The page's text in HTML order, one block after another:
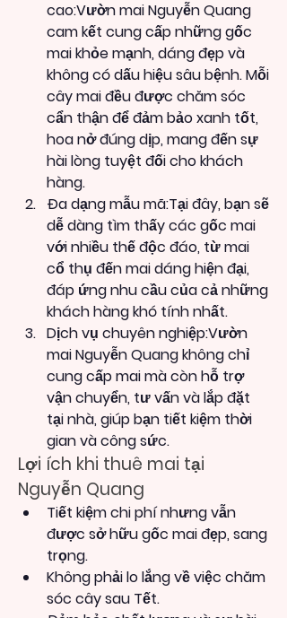
cao:Vườn mai Nguyễn Quang
cam kết cung cấp những gốc
mai khỏe mạnh, dáng đẹp và
không có dấu hiệu sâu bệnh. Mỗi
cây mai đều được chăm sóc
cẩn thận để đảm bảo xanh tốt,
hoa nở đúng dịp, mang đến sự
hài lòng tuyệt đối cho khách
hàng.
Đa dạng mẫu mã:Tại đây, bạn sẽ
dễ dàng tìm thấy các gốc mai
với nhiều thế độc đáo, từ mai
cổ thụ đến mai dáng hiện đại,
đáp ứng nhu cầu của cả những
khách hàng khó tính nhất.
Dịch vụ chuyên nghiệp:Vườn
mai Nguyễn Quang không chỉ
cung cấp mai mà còn hỗ trợ
vận chuyển, tư vấn và lắp đặt
tại nhà, giúp bạn tiết kiệm thời
gian và công sức.
Lợi ích khi thuê mai tại
Nguyễn Quang
Tiết kiệm chi phí nhưng vẫn
được sở hữu gốc mai đẹp, sang
trọng.
Không phải lo lắng về việc chăm
sóc cây sau Tết.